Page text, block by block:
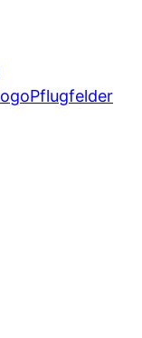
Pflugfelder